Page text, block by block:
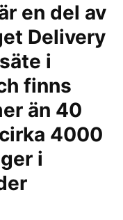
en del av
Delivery
i
finns
än 40
4000
i